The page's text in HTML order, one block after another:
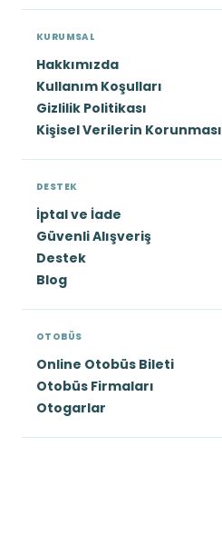
KURUMSAL
Hakkımızda
Kullanım Koşulları
Gizlilik Politikası
Kişisel Verilerin Korunması
DESTEK
İptal ve İade
Güvenli Alışveriş
Destek
Blog
OTOBÜS
Online Otobüs Bileti
Otobüs Firmaları
Otogarlar